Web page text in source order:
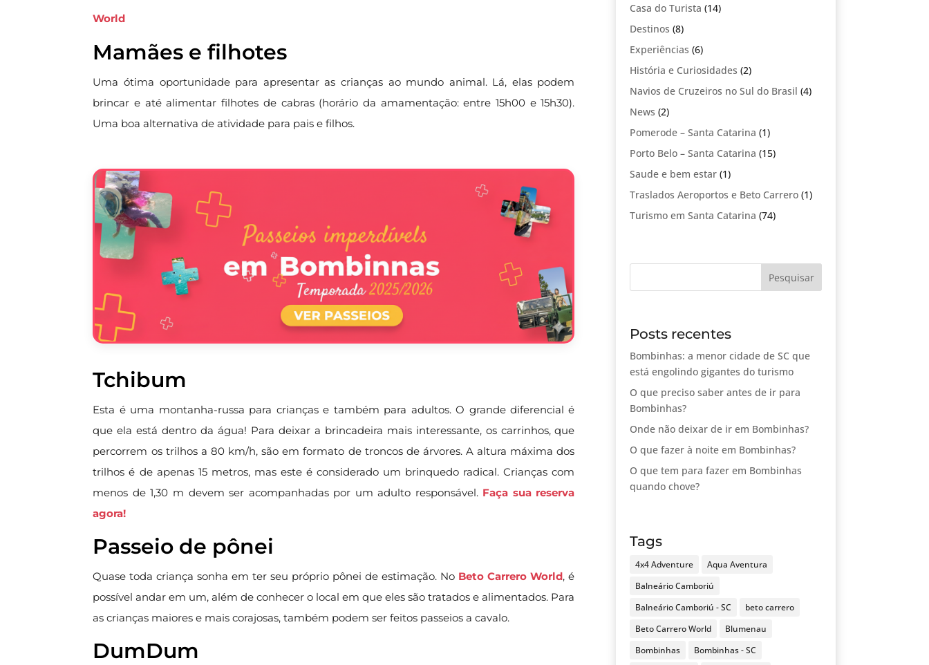
World
Mamães e filhotes
Uma ótima oportunidade para apresentar as crianças ao mundo animal. Lá, elas podem
brincar e até alimentar filhotes de cabras (horário da amamentação: entre 15h00 e 15h30).
Uma boa alternativa de atividade para pais e filhos.
Tchibum
Esta é uma montanha-russa para crianças e também para adultos. O grande diferencial é
que ela está dentro da água! Para deixar a brincadeira mais interessante, os carrinhos, que
percorrem os trilhos a 80 km/h, são em formato de troncos de árvores. A altura máxima dos
trilhos é de apenas 15 metros, mas este é considerado um brinquedo radical. Crianças com
menos de 1,30 m devem ser acompanhadas por um adulto responsável. Faça sua reserva
agora!
Passeio de pônei
Quase toda criança sonha em ter seu próprio pônei de estimação. No Beto Carrero World, é
possível andar em um, além de conhecer o local em que eles são tratados e alimentados. Para
as crianças maiores e mais corajosas, também podem ser feitos passeios a cavalo.
DumDum
Casa do Turista (14)
Destinos (8)
Experiências (6)
História e Curiosidades (2)
Navios de Cruzeiros no Sul do Brasil (4)
News (2)
Pomerode – Santa Catarina (1)
Porto Belo – Santa Catarina (15)
Saude e bem estar(1)
Traslados Aeroportos e Beto Carrero(1)
Turismo em Santa Catarina (74)
Posts recentes
Bombinhas: a menor cidade de SC que
está engolindo gigantes do turismo
O que preciso saber antes de ir para
Bombinhas?
Onde não deixar de ir em Bombinhas?
O que fazer à noite em Bombinhas?
O que tem para fazer em Bombinhas
quando chove?
Tags
4x4 Adventure
Aqua Aventura
Balneário Camboriú
Balneário Camboriú - SC
beto carrero
Beto Carrero World
Blumenau
Bombinhas
Bombinhas - SC